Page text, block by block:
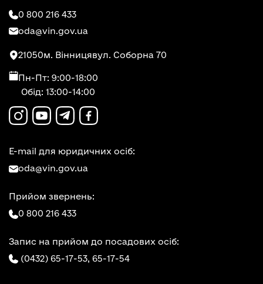
0 800 216 433
oda@vin.gov.ua
21050м. Вінницявул. Соборна 70
Пн-Пт: 9:00-18:00
Обід: 13:00-14:00
E-mail для юридичних осіб:
oda@vin.gov.ua
Прийом звернень:
0 800 216 433
Запис на прийом до посадових осіб:
(0432) 65-17-53, 65-17-54